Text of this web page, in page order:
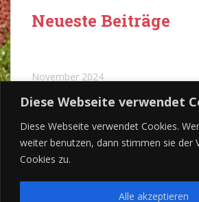
Diese Webseite verwendet
Diese Webseite verwendet Cookies.
weiter benutzen, dann stimmen sie der
Cookies zu.
Alle akzeptieren
Neueste Beiträge
November 2024
Dezember 2023